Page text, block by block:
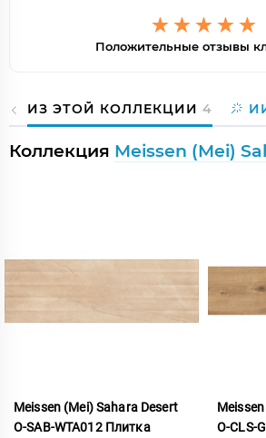
Положительные отзывы
ИЗ ЭТОЙ КОЛЛЕКЦИИ 4
Коллекция Meissen (Mei)
Meissen (Mei) Sahara Desert
O-SAB-WTA012 Плитка
O-CLS-